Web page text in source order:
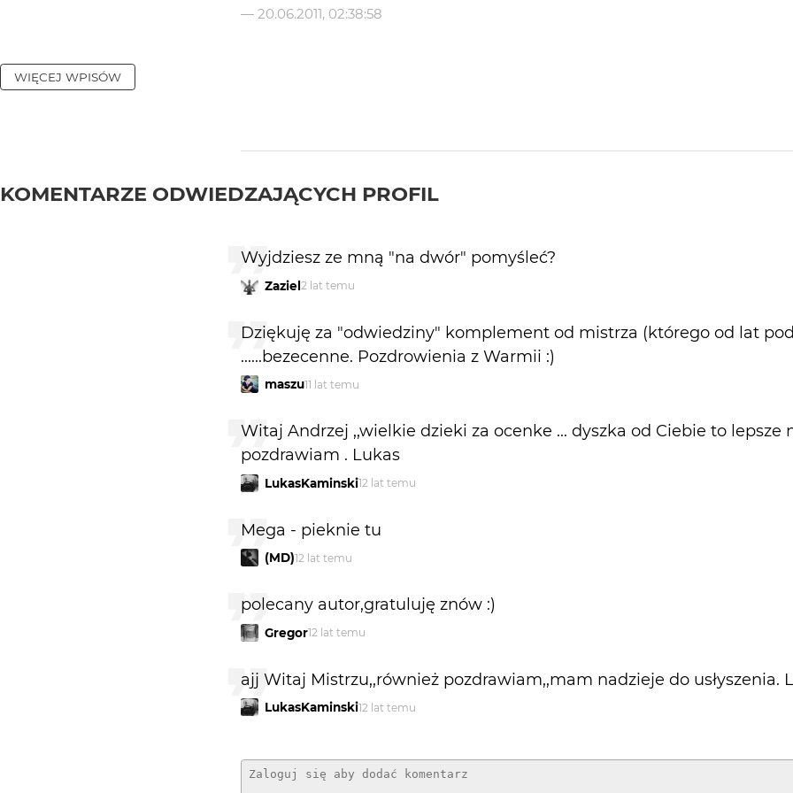
— 20.06.2011, 02:38:58
WIĘCEJ WPISÓW
KOMENTARZE ODWIEDZAJĄCYCH PROFIL
Wyjdziesz ze mną "na dwór" pomyśleć?
Zaziel 2 lat temu
Dziękuję za "odwiedziny" komplement od mistrza (którego od lat
......bezecenne. Pozdrowienia z Warmii :)
maszu11 lat temu
Witaj Andrzej ,,wielkie dzieki za ocenke ... dyszka od Ciebie to lepsze
pozdrawiam . Lukas
LukasKaminski12 lat temu
Mega - pieknie tu
(MD)12 lat temu
polecany autor,gratuluję znów :)
Gregor12 lat temu
ajj Witaj Mistrzu,,również pozdrawiam,,mam nadzieje do usłyszenia.
LukasKaminski12 lat temu